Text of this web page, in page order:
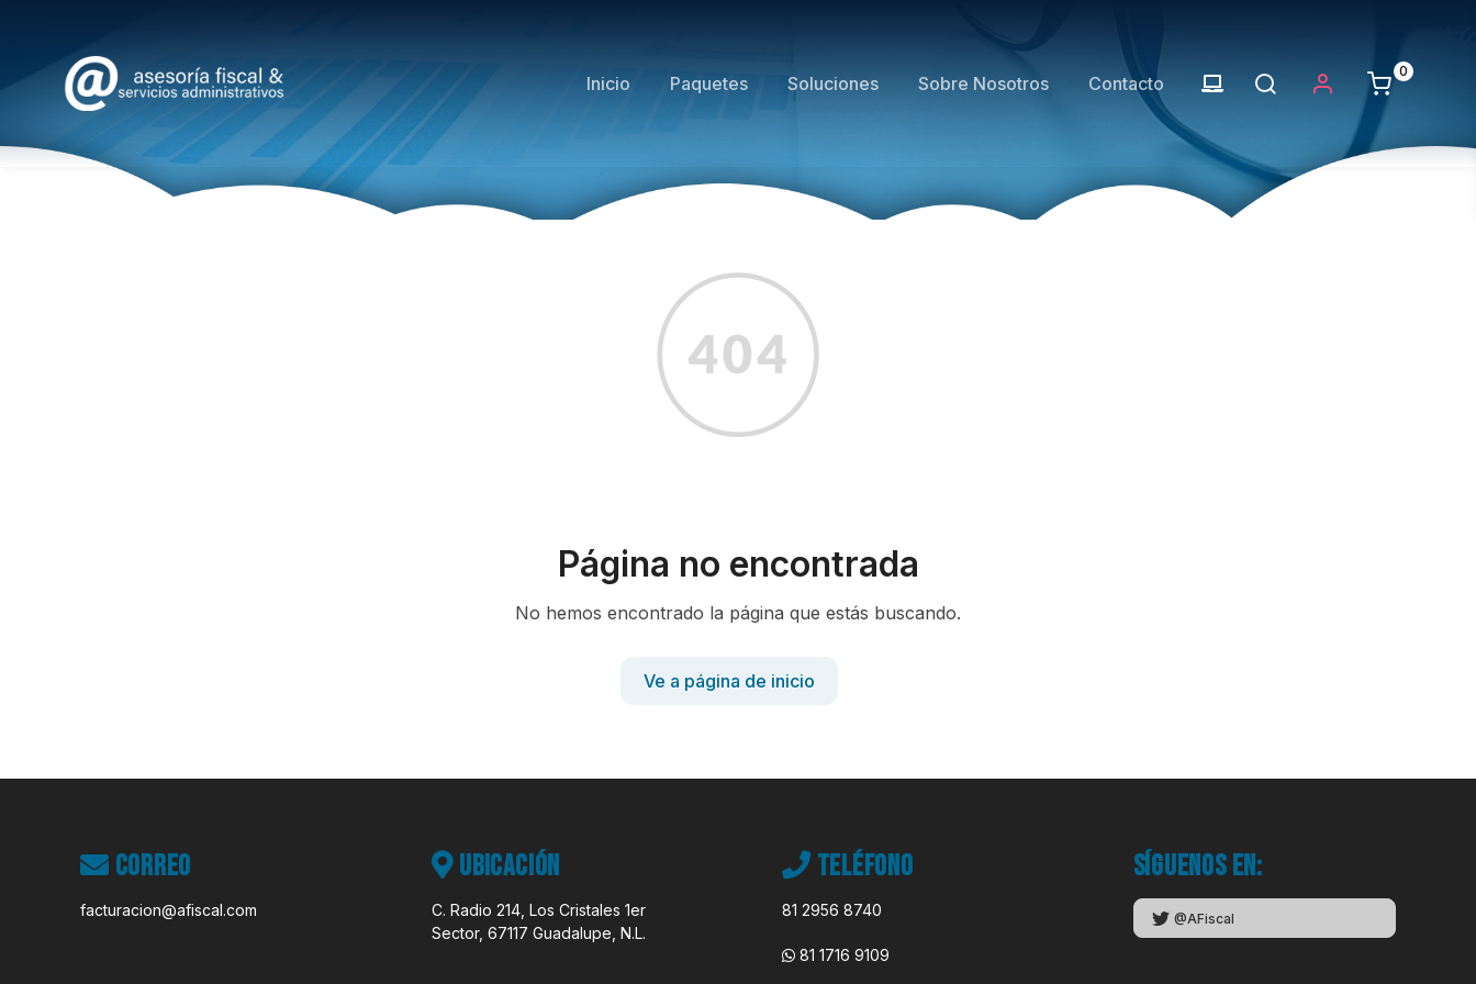
0
Inicio Paquetes Soluciones Sobre Nosotros Contacto
Página no encontrada
No hemos encontrado la página que estás buscando.
Ve a página de inicio
Correo
facturacion@afiscal.com
Ubicación
C. Radio 214, Los Cristales 1er
Sector, 67117 Guadalupe, N.L.
Teléfono
81 2956 8740
81 1716 9109
Síguenos en:
@AFiscal